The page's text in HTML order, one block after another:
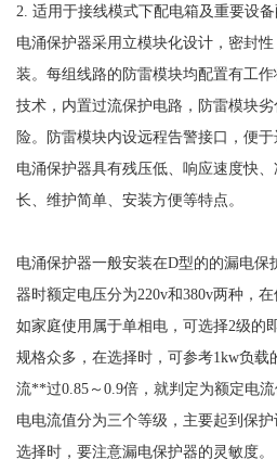
2. 适用于接线模式下配电箱及重要设
电涌保护器采用立模块化设计，密封性
装。每组线路的防雷模块均配置有工
技术，内置过流保护电路，防雷模块
险。防雷模块内设远程告警接口，便于
电涌保护器具有残压低、响应速度快
长、维护简单、安装方便等特点。
电涌保护器一般安装在D型的的漏电保
器时额定电压分为220v和380v两种，
如家庭使用属于单相电，可选择2级的
规格众多，在选择时，可参考1kw负
流**过0.85～0.9倍，就判定为额定电
电电流值分为三个等级，主要起到保
选择时，要注意漏电保护器的灵敏度。